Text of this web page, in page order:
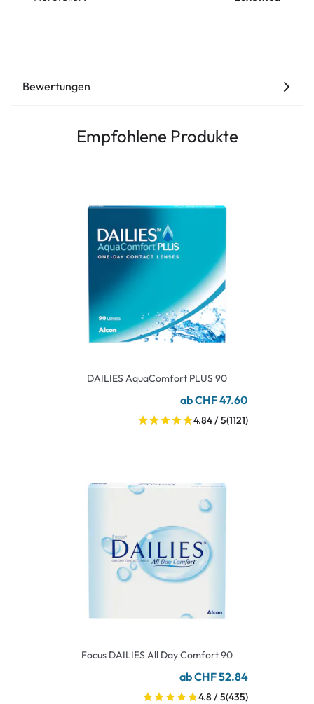
Bewertungen
Empfohlene Produkte
DAILIES AquaComfort PLUS 90
ab CHF 47.60
4.84 / 5(1121)
Focus DAILIES All Day Comfort 90
ab CHF 52.84
4.8 / 5(435)